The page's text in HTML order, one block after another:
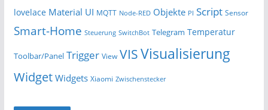
lovelace Material UI MQTT Node-RED Objekte PI Script Sensor
Smart-Home Steuerung SwitchBot Telegram Temperatur
Toolbar/Panel Trigger View VISVisualisierung
Widget Widgets Xiaomi Zwischenstecker